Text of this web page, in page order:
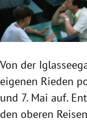
Von der
eigenen Rieden
und 7. Mai auf.
den oberen